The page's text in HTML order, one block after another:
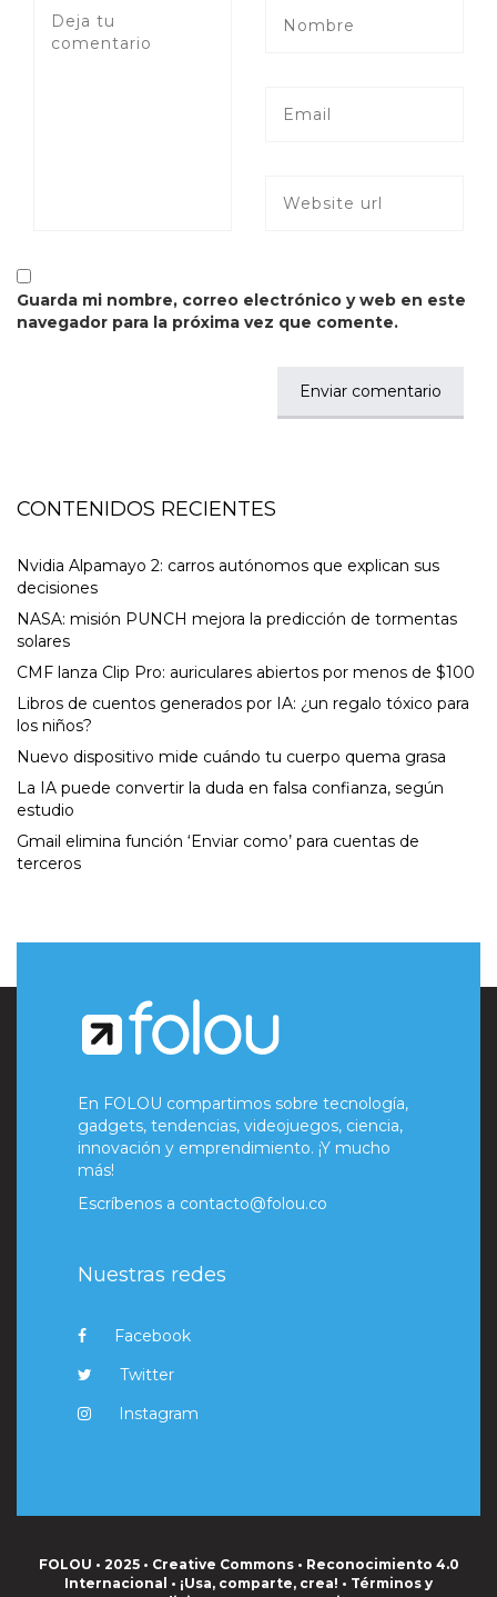
Guarda mi nombre, correo electrónico y web en este
navegador para la próxima vez que comente.
CONTENIDOS RECIENTES
Nvidia Alpamayo 2: carros autónomos que explican sus
decisiones
NASA: misión PUNCH mejora la predicción de tormentas
solares
CMF lanza Clip Pro: auriculares abiertos por menos de $100
Libros de cuentos generados por IA: ¿un regalo tóxico para
los niños?
Nuevo dispositivo mide cuándo tu cuerpo quema grasa
La IA puede convertir la duda en falsa confianza, según
estudio
Gmail elimina función ‘Enviar como’ para cuentas de
terceros
En FOLOU compartimos sobre tecnología,
gadgets, tendencias, videojuegos, ciencia,
innovación y emprendimiento. ¡Y mucho
más!
Escríbenos a contacto@folou.co
Nuestras redes
Facebook
Twitter
Instagram
FOLOU • 2025 • Creative Commons • Reconocimiento 4.0
Internacional • ¡Usa, comparte, crea! • Términos y